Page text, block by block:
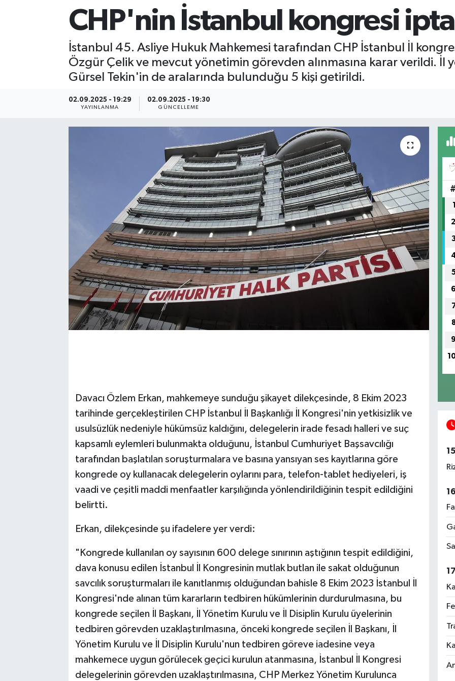
CHP'nin İstanbul kongresi
İstanbul 45. Asliye Hukuk Mahkemesi tarafından CHP İstanbul İl
Özgür Çelik ve mevcut yönetimin görevden alınmasına karar verildi. İl
Gürsel Tekin'in de aralarında bulunduğu 5 kişi getirildi.
02.09.2025 - 19:29
YAYINLANMA
02.09.2025 - 19:30
GÜNCELLEME
Davacı Özlem Erkan, mahkemeye sunduğu şikayet dilekçesinde, 8 Ekim 2023
tarihinde gerçekleştirilen CHP İstanbul İl Başkanlığı İl Kongresi'nin yetkisizlik ve
usulsüzlük nedeniyle hükümsüz kaldığını, delegelerin irade fesadı halleri ve suç
kapsamlı eylemleri bulunmakta olduğunu, İstanbul Cumhuriyet Başsavcılığı
tarafından başlatılan soruşturmalara ve basına yansıyan ses kayıtlarına göre
kongrede oy kullanacak delegelerin oylarını para, telefon-tablet hediyeleri, iş
vaadi ve çeşitli maddi menfaatler karşılığında yönlendirildiğinin tespit edildiğini
belirtti.
Erkan, dilekçesinde şu ifadelere yer verdi:
"Kongrede kullanılan oy sayısının 600 delege sınırının aştığının tespit edildiğini,
dava konusu edilen İstanbul İl Kongresinin mutlak butlan ile sakat olduğunun
savcılık soruşturmaları ile kanıtlanmış olduğundan bahisle 8 Ekim 2023 İstanbul İl
Kongresi'nde alınan tüm kararların tedbiren hükümlerinin durdurulmasına, bu
kongrede seçilen İl Başkanı, İl Yönetim Kurulu ve İl Disiplin Kurulu üyelerinin
tedbiren görevden uzaklaştırılmasına, önceki kongrede seçilen İl Başkanı, İl
Yönetim Kurulu ve İl Disiplin Kurulu'nun tedbiren göreve iadesine veya
mahkemece uygun görülecek geçici kurulun atanmasına, İstanbul İl Kongresi
delegelerinin görevden uzaklaştırılmasına, CHP Merkez Yönetim Kurulunca
#
1
2
6
9